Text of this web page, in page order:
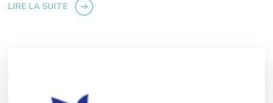
LIRE LA SUITE